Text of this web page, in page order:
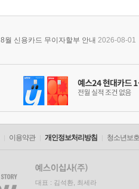
8월 신용카드 무이자할부 안내 2026-08-01
이용약관 개인정보처리방침 청소년보
대표 : 김석환, 최세라